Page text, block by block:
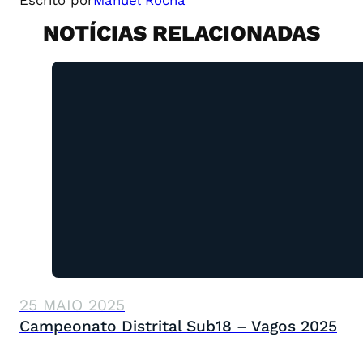
NOTÍCIAS RELACIONADAS
25 MAIO 2025
Campeonato Distrital Sub18 – Vagos 2025